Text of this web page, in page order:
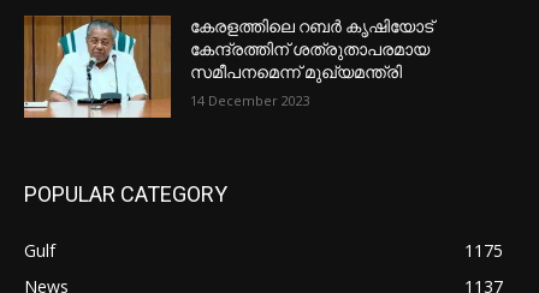
കേരളത്തിലെ റബർ കൃഷിയോട്
കേന്ദ്രത്തിന് ശത്രുതാപരമായ
സമീപനമെന്ന് മുഖ്യമന്ത്രി
14 December 2023
POPULAR CATEGORY
Gulf
1175
News
1137